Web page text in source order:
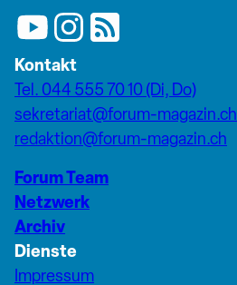
Kontakt
Tel. 044 555 70 10 (Di, Do)
sekretariat@forum-magazin.ch
redaktion@forum-magazin.ch
Forum Team
Netzwerk
Archiv
Dienste
Impressum